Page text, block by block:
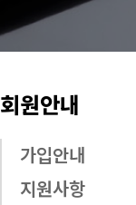
회원안내
가입안내
지원사항